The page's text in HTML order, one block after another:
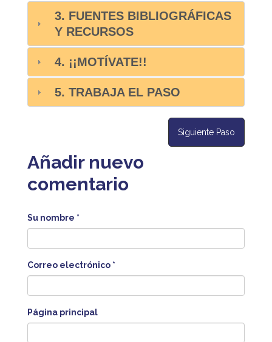
3. FUENTES BIBLIOGRÁFICAS
Y RECURSOS
4. ¡¡MOTÍVATE!!
5. TRABAJA EL PASO
Siguiente Paso
Añadir nuevo
comentario
Su nombre *
Correo electrónico *
Página principal